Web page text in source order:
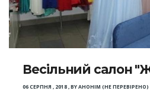
Весільний салон
06 СЕРПНЯ , 2018,BYАНОНІМ (НЕ ПЕРЕВІРЕНО)